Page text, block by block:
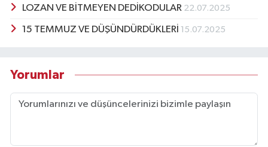
LOZAN VE BİTMEYEN DEDİKODULAR 22.07.2025
15 TEMMUZ VE DÜŞÜNDÜRDÜKLERİ 15.07.2025
Yorumlar